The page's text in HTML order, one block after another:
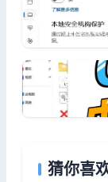
小修
下一篇
cheat engine
猜你喜